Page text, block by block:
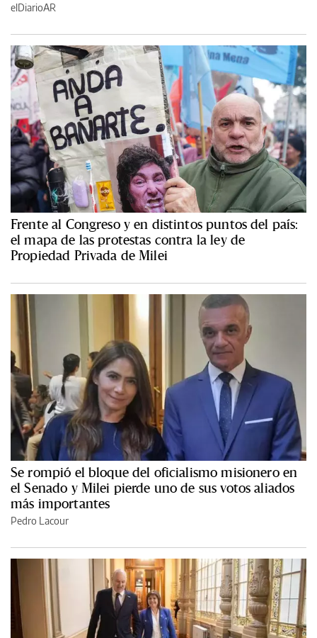
elDiarioAR
Frente al Congreso y en distintos puntos del país:
el mapa de las protestas contra la ley de
Propiedad Privada de Milei
Se rompió el bloque del oficialismo misionero en
el Senado y Milei pierde uno de sus votos aliados
más importantes
Pedro Lacour